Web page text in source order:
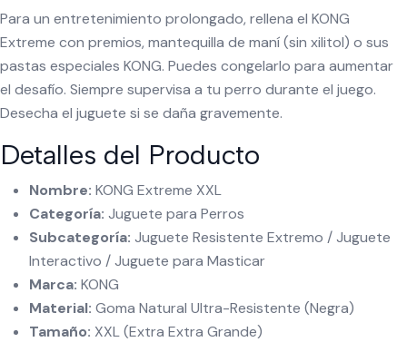
Para un entretenimiento prolongado, rellena el KONG
Extreme con premios, mantequilla de maní (sin xilitol) o sus
pastas especiales KONG. Puedes congelarlo para aumentar
el desafío. Siempre supervisa a tu perro durante el juego.
Desecha el juguete si se daña gravemente.
Detalles del Producto
Nombre: KONG Extreme XXL
Categoría: Juguete para Perros
Subcategoría: Juguete Resistente Extremo / Juguete
Interactivo / Juguete para Masticar
Marca: KONG
Material: Goma Natural Ultra-Resistente (Negra)
Tamaño: XXL (Extra Extra Grande)